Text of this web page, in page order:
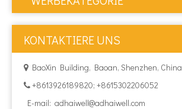
KONTAKTIERE UNS
 BaoXin Building, Baoan, Shenzhen, China
 +8613926189820; +8615302206052
E-mail: adhaiwell@adhaiwell.com